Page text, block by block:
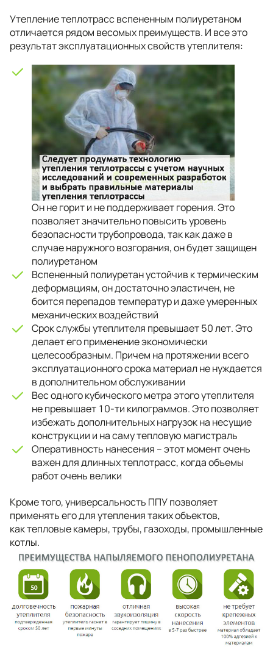
Утепление теплотрасс вспененным полиуретаном
отличается рядом весомых преимуществ. И все это
результат эксплуатационных свойств утеплителя:
Он не горит и не поддерживает горения. Это
позволяет значительно повысить уровень
безопасности трубопровода, так как даже в
случае наружного возгорания, он будет защищен
полиуретаном
Вспененный полиуретан устойчив к термическим
деформациям, он достаточно эластичен, не
боится перепадов температур и даже умеренных
механических воздействий
Срок службы утеплителя превышает 50 лет. Это
делает его применение экономически
целесообразным. Причем на протяжении всего
эксплуатационного срока материал не нуждается
в дополнительном обслуживании
Вес одного кубического метра этого утеплителя
не превышает 10-ти килограммов. Это позволяет
избежать дополнительных нагрузок на несущие
конструкции и на саму тепловую магистраль
Оперативность нанесения – этот момент очень
важен для длинных теплотрасс, когда объемы
работ очень велики
Кроме того, универсальность ППУ позволяет
применять его для утепления таких объектов,
как тепловые камеры, трубы, газоходы, промышленные
котлы.